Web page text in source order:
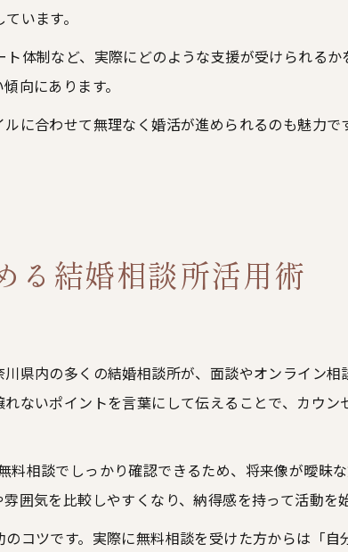
います。
体制など、実際にどのような支援が受けられるか
向にあります。
に合わせて無理なく婚活が進められるのも魅力で
る結婚相談所活用術
県内の多くの結婚相談所が、面談やオンライン相
ないポイントを言葉にして伝えることで、カウン
相談でしっかり確認できるため、将来像が曖昧
気を比較しやすくなり、納得感を持って活動を
コツです。実際に無料相談を受けた方からは「自